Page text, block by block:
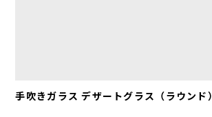
手吹きガラス デザートグラス（ラウンド）